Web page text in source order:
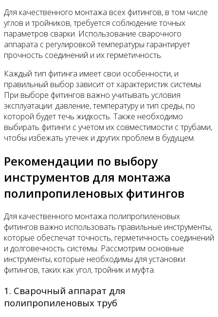
Для качественного монтажа всех фитингов, в том числе
углов и тройников, требуется соблюдение точных
параметров сварки. Использование сварочного
аппарата с регулировкой температуры гарантирует
прочность соединений и их герметичность.
Каждый тип фитинга имеет свои особенности, и
правильный выбор зависит от характеристик системы.
При выборе фитингов важно учитывать условия
эксплуатации: давление, температуру и тип среды, по
которой будет течь жидкость. Также необходимо
выбирать фитинги с учетом их совместимости с трубами,
чтобы избежать утечек и других проблем в будущем.
Рекомендации по выбору
инструментов для монтажа
полипропиленовых фитингов
Для качественного монтажа полипропиленовых
фитингов важно использовать правильные инструменты,
которые обеспечат точность, герметичность соединений
и долговечность системы. Рассмотрим основные
инструменты, которые необходимы для установки
фитингов, таких как угол, тройник и муфта.
1. Сварочный аппарат для
полипропиленовых труб